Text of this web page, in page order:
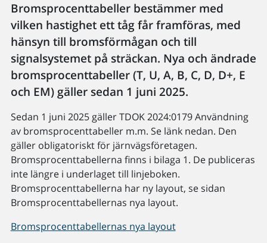
Bromsprocenttabeller bestämmer med
vilken hastighet ett tåg får framföras, med
hänsyn till bromsförmågan och till
signalsystemet på sträckan. Nya och ändrade
bromsprocenttabeller (T, U, A, B, C, D, D+, E
och EM) gäller sedan 1 juni 2025.
Sedan 1 juni 2025 gäller TDOK 2024:0179 Användning
av bromsprocenttabeller m.m. Se länk nedan. Den
gäller obligatoriskt för järnvägsföretagen.
Bromsprocenttabellerna finns i bilaga 1. De publiceras
inte längre i underlaget till linjeboken.
Bromsprocenttabellerna har ny layout, se sidan
Bromsprocenttabellernas nya layout.
Bromsprocenttabellernas nya layout